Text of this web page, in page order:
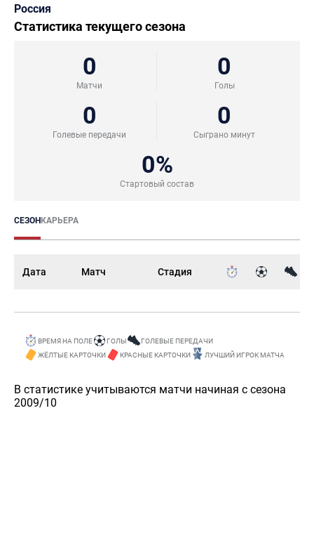
Россия
Статистика текущего сезона
0
Матчи
0
Голы
0
Голевые передачи
0
Сыграно минут
0%
Стартовый состав
СЕЗОНКАРЬЕРА
Дата Матч Стадия
ВРЕМЯ НА ПОЛЕ ГОЛЫ
ГОЛЕВЫЕ ПЕРЕДАЧИ
ЖЁЛТЫЕ КАРТОЧКИ
КРАСНЫЕ КАРТОЧКИ ЛУЧШИЙ ИГРОК МАТЧА
В статистике учитываются матчи начиная с сезона
2009/10